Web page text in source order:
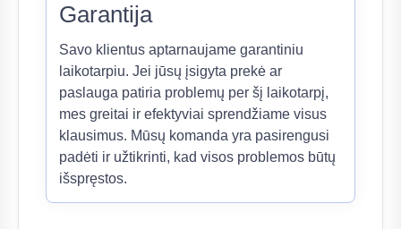
Garantija
Savo klientus aptarnaujame garantiniu
laikotarpiu. Jei jūsų įsigyta prekė ar
paslauga patiria problemų per šį laikotarpį,
mes greitai ir efektyviai sprendžiame visus
klausimus. Mūsų komanda yra pasirengusi
padėti ir užtikrinti, kad visos problemos būtų
išspręstos.